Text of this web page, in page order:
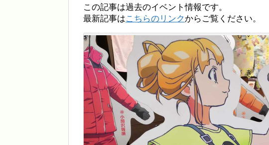
この記事は過去のイベント情報です。
最新記事はこちらのリンク からご覧ください。